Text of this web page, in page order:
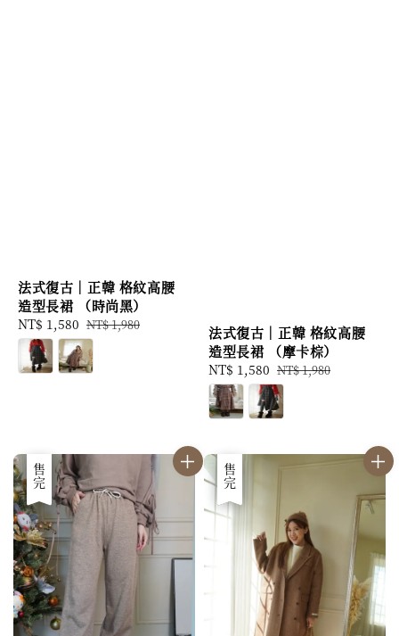
法式復古｜正韓 格紋高腰
造型長裙 （時尚黑）
Sale
price
NT$ 1,580 Regular
price
NT$ 1,980
法式復古｜正韓 格紋高腰
造型長裙 （摩卡棕）
Sale
price
NT$ 1,580 Regular
price
NT$ 1,980
優惠
售完 優惠
售完